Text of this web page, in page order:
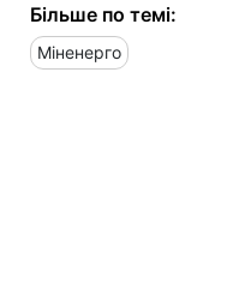
Більше по темі:
Міненерго